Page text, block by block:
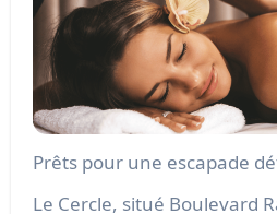
Prêts pour une escapade
Le Cercle, situé Boulevard